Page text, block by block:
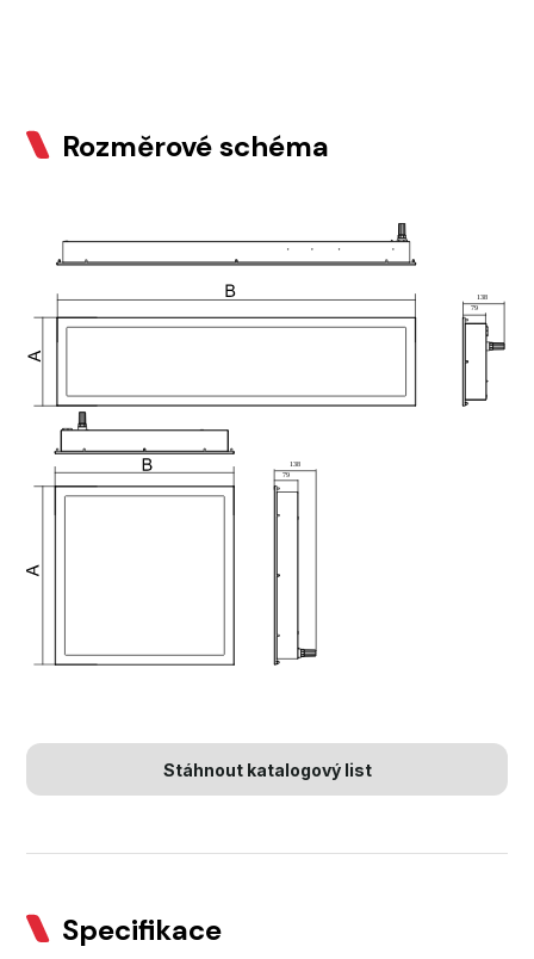
Rozměrové schéma
Stáhnout katalogový list
Specifikace